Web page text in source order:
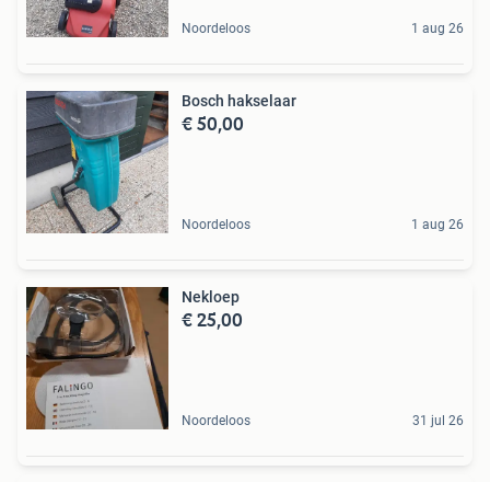
Noordeloos 1 aug 26
Bosch hakselaar
€ 50,00
Noordeloos 1 aug 26
Nekloep
€ 25,00
Noordeloos 31 jul 26